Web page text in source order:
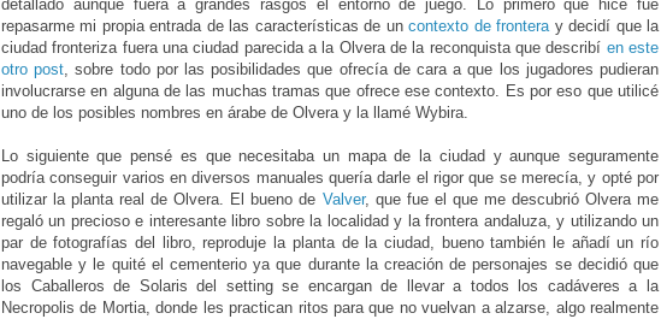
detallado aunque fuera a grandes rasgos el entorno de juego. Lo primero que hice fue
repasarme mi propia entrada de las características de uncontexto de fronteray decidí que la
ciudad fronteriza fuera una ciudad parecida a la Olvera de la reconquista que describí en este
otro post, sobre todo por las posibilidades que ofrecía de cara a que los jugadores pudieran
involucrarse en alguna de las muchas tramas que ofrece ese contexto. Es por eso que utilicé
uno de los posibles nombres en árabe de Olvera y la llamé Wybira.
Lo siguiente que pensé es que necesitaba un mapa de la ciudad y aunque seguramente
podría conseguir varios en diversos manuales quería darle el rigor que se merecía, y opté por
utilizar la planta real de Olvera. El bueno de Valver, que fue el que me descubrió Olvera me
regaló un precioso e interesante libro sobre la localidad y la frontera andaluza, y utilizando un
par de fotografías del libro, reproduje la planta de la ciudad, bueno también le añadí un río
navegable y le quité el cementerio ya que durante la creación de personajes se decidió que
los Caballeros de Solaris del setting se encargan de llevar a todos los cadáveres a la
Necropolis de Mortia, donde les practican ritos para que no vuelvan a alzarse, algo realmente